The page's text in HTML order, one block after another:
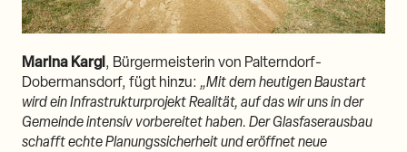
Marina Kargl, Bürgermeisterin von Palterndorf-
Dobermansdorf, fügt hinzu: „Mit dem heutigen Baustart
wird ein Infrastrukturprojekt Realität, auf das wir uns in der
Gemeinde intensiv vorbereitet haben. Der Glasfaserausbau
schafft echte Planungssicherheit und eröffnet neue